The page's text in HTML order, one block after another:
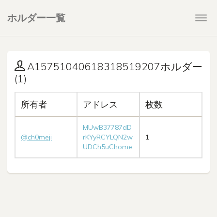
ホルダー一覧
A15751040618318519207ホルダー
(1)
所有者 アドレス 枚数
@ch0meji
MUwB37787dD
rKYyRCYLQN2w
UDCh5uChome
1